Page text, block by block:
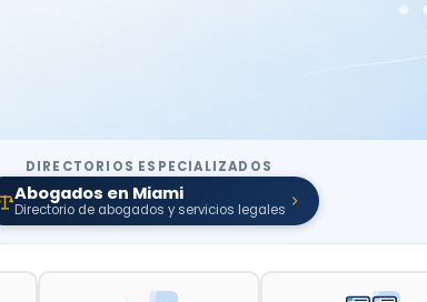
DIRECTORIOS ESPECIALIZADOS
Abogados en Miami
Directorio de abogados y servicios legales